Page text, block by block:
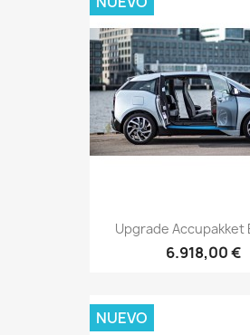
Upgrade Accupakket
6.918,00 €
NUEVO